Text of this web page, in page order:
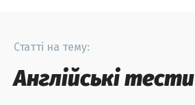
Статті на тему:
Англійські тести